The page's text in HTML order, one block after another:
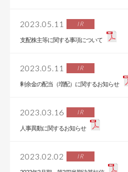
2023.05.11 IR
支配株主等に関する事項について
2023.05.11 IR
剰余金の配当（増配）に関するお知らせ
2023.03.16 IR
人事異動に関するお知らせ
2023.02.02 IR